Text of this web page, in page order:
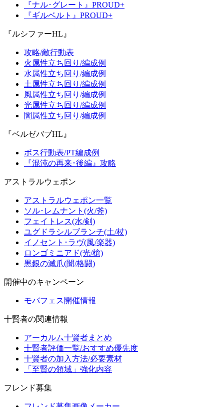
『ナル･グレート』PROUD+
『ギルベルト』PROUD+
『ルシファーHL』
攻略/敵行動表
火属性立ち回り/編成例
水属性立ち回り/編成例
土属性立ち回り/編成例
風属性立ち回り/編成例
光属性立ち回り/編成例
闇属性立ち回り/編成例
『ベルゼバブHL』
ボス行動表/PT編成例
『混沌の再来･後編』攻略
アストラルウェポン
アストラルウェポン一覧
ソル･レムナント(火/斧)
フェイトレス(水/剣)
ユグドラシルブランチ(土/杖)
イノセント･ラヴ(風/楽器)
ロンゴミニアド(光/槍)
黒銀の滅爪(闇/格闘)
開催中のキャンペーン
モバフェス開催情報
十賢者の関連情報
アーカルム十賢者まとめ
十賢者評価一覧/おすすめ優先度
十賢者の加入方法/必要素材
「至賢の領域」強化内容
フレンド募集